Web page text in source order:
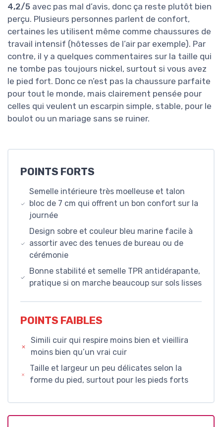
4,2/5 avec pas mal d’avis, donc ça reste plutôt bien
perçu. Plusieurs personnes parlent de confort,
certaines les utilisent même comme chaussures de
travail intensif (hôtesses de l’air par exemple). Par
contre, il y a quelques commentaires sur la taille qui
ne tombe pas toujours nickel, surtout si vous avez
le pied fort. Donc ce n’est pas la chaussure parfaite
pour tout le monde, mais clairement pensée pour
celles qui veulent un escarpin simple, stable, pour le
boulot ou un mariage sans se ruiner.
POINTS FORTS
Semelle intérieure très moelleuse et talon
bloc de 7 cm qui offrent un bon confort sur la
journée
Design sobre et couleur bleu marine facile à
assortir avec des tenues de bureau ou de
cérémonie
Bonne stabilité et semelle TPR antidérapante,
pratique si on marche beaucoup sur sols lisses
POINTS FAIBLES
Simili cuir qui respire moins bien et vieillira
moins bien qu’un vrai cuir
Taille et largeur un peu délicates selon la
forme du pied, surtout pour les pieds forts